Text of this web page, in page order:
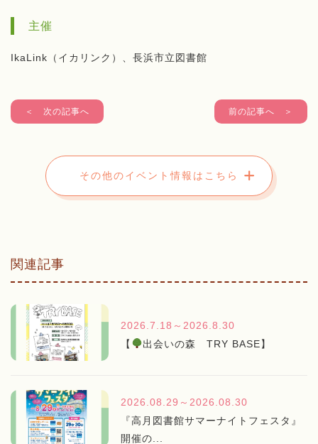
主催
IkaLink（イカリンク）、長浜市立図書館
＜ 次の記事へ 前の記事へ ＞
その他のイベント情報はこちら
関連記事
2026.7.18～2026.8.30
【
出会いの森 TRY BASE】
2026.08.29～2026.08.30
『高月図書館サマーナイトフェスタ』
開催の...